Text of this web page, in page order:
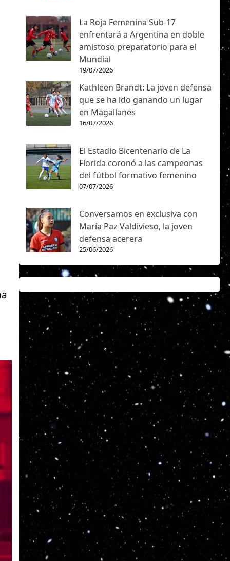
La Roja Femenina Sub-17
enfrentará a Argentina en doble
amistoso preparatorio para el
Mundial
19/07/2026
Kathleen Brandt: La joven defensa
que se ha ido ganando un lugar
en Magallanes
16/07/2026
El Estadio Bicentenario de La
Florida coronó a las campeonas
del fútbol formativo femenino
07/07/2026
Conversamos en exclusiva con
María Paz Valdivieso, la joven
defensa acerera
25/06/2026